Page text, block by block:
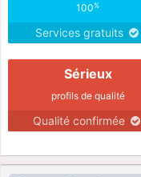
100%
Services gratuits
Sérieux
profils de qualité
Qualité confirmée